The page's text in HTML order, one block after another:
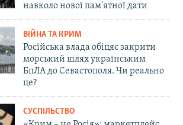
навколо нової пам'ятної дати
ВІЙНА ТА КРИМ
Російська влада обіцяє закрити
морський шлях українським
БпЛА до Севастополя. Чи реально
це?
СУСПІЛЬСТВО